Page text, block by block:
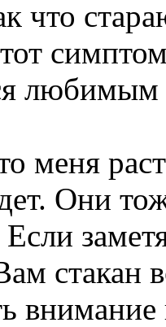
что
любимым
меня
Они
стакан
внимание